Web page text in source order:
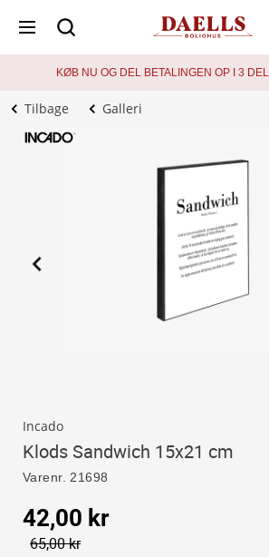
KØB NU OG DEL BETALINGEN OP I 3
Tilbage Galleri
Incado
Klods Sandwich 15x21 cm
Varenr. 21698
42,00 kr
65,00 kr